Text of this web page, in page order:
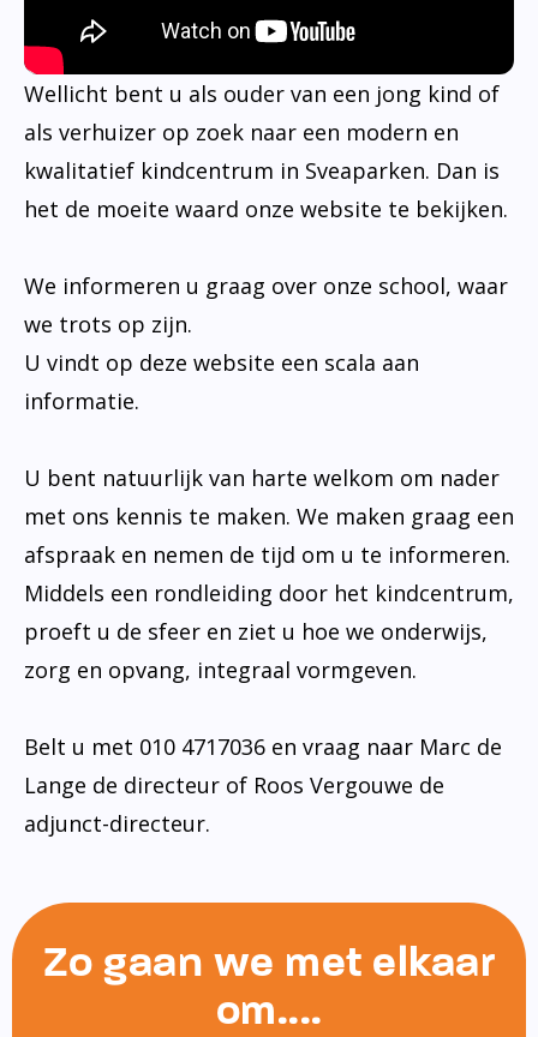
Wellicht bent u als ouder van een jong kind of
als verhuizer op zoek naar een modern en
kwalitatief kindcentrum in Sveaparken. Dan is
het de moeite waard onze website te bekijken.
We informeren u graag over onze school, waar
we trots op zijn.
U vindt op deze website een scala aan
informatie.
U bent natuurlijk van harte welkom om nader
met ons kennis te maken. We maken graag een
afspraak en nemen de tijd om u te informeren.
Middels een rondleiding door het kindcentrum,
proeft u de sfeer en ziet u hoe we onderwijs,
zorg en opvang, integraal vormgeven.
Belt u met 010 4717036 en vraag naar Marc de
Lange de directeur of Roos Vergouwe de
adjunct-directeur.
Zo gaan we met elkaar
om....